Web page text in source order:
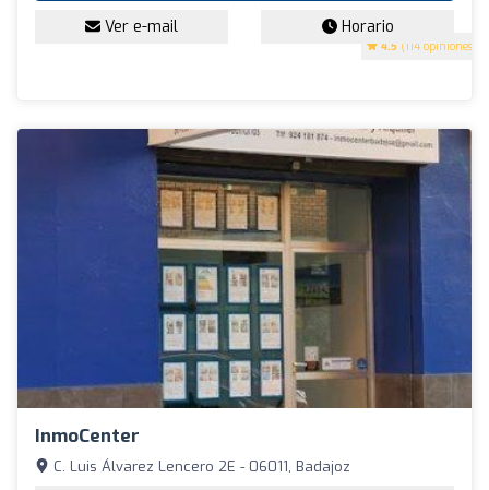
4.5 (114 opiniones)
Ver e-mail Horario
InmoCenter
C. Luis Álvarez Lencero 2E - 06011, Badajoz